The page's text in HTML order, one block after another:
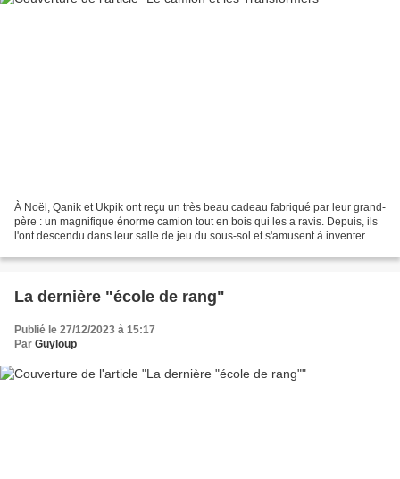
À Noël, Qanik et Ukpik ont reçu un très beau cadeau fabriqué par leur grand-
père : un magnifique énorme camion tout en bois qui les a ravis. Depuis, ils
l'ont descendu dans leur salle de jeu du sous-sol et s'amusent à inventer
La dernière "école de rang"
Publié le 27/12/2023 à 15:17
Par Guyloup